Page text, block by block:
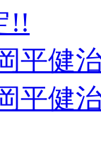
!!
平健
平健